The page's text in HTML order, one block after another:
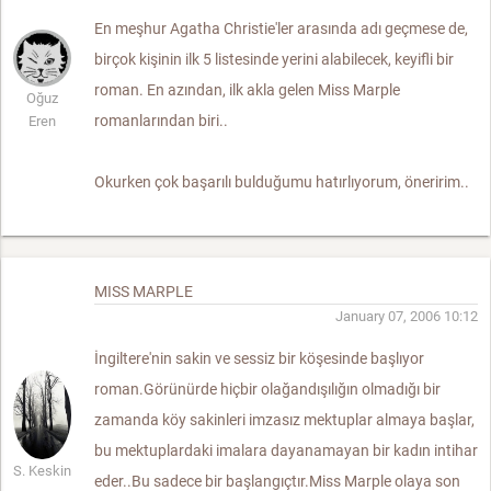
Oğuz
Eren
En meşhur Agatha Christie'ler arasında adı geçmese de,
birçok kişinin ilk 5 listesinde yerini alabilecek, keyifli bir
roman. En azından, ilk akla gelen Miss Marple
romanlarından biri..
Okurken çok başarılı bulduğumu hatırlıyorum, öneririm..
S. Keskin
MISS MARPLE
January 07, 2006 10:12
İngiltere'nin sakin ve sessiz bir köşesinde başlıyor
roman.Görünürde hiçbir olağandışılığın olmadığı bir
zamanda köy sakinleri imzasız mektuplar almaya başlar,
bu mektuplardaki imalara dayanamayan bir kadın intihar
eder..Bu sadece bir başlangıçtır.Miss Marple olaya son